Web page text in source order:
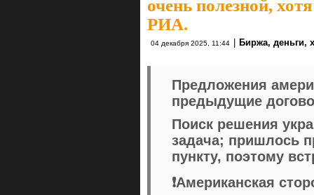
очень полезной,
РИА.
04 декабря 2025, 11:44 Биржа, деньги,
Предложения
предыдущие
Поиск решения
задача; пришлось
пункту, поэтому
❗️Американская